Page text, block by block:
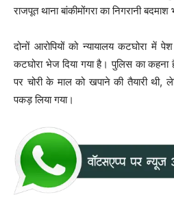
राजपूत थाना बांकीमोंगरा का निगरानी बदमाश
दोनों आरोपियों को न्यायालय कटघोरा में
कटघोरा भेज दिया गया है। पुलिस का कहना
पर चोरी के माल को खपाने की तैयारी थी,
पकड़ लिया गया।